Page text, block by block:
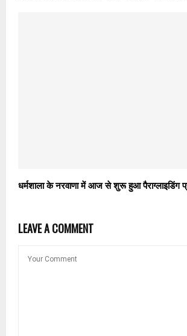
धर्मशाला के नरवाणा में आज से शुरू हुआ पैराग्लाइडिंग
LEAVE A COMMENT